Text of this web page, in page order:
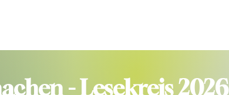
- Lesekreis 2026